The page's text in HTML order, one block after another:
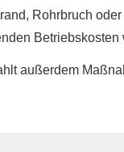
Rohrbruch
Betriebskosten
außerdem